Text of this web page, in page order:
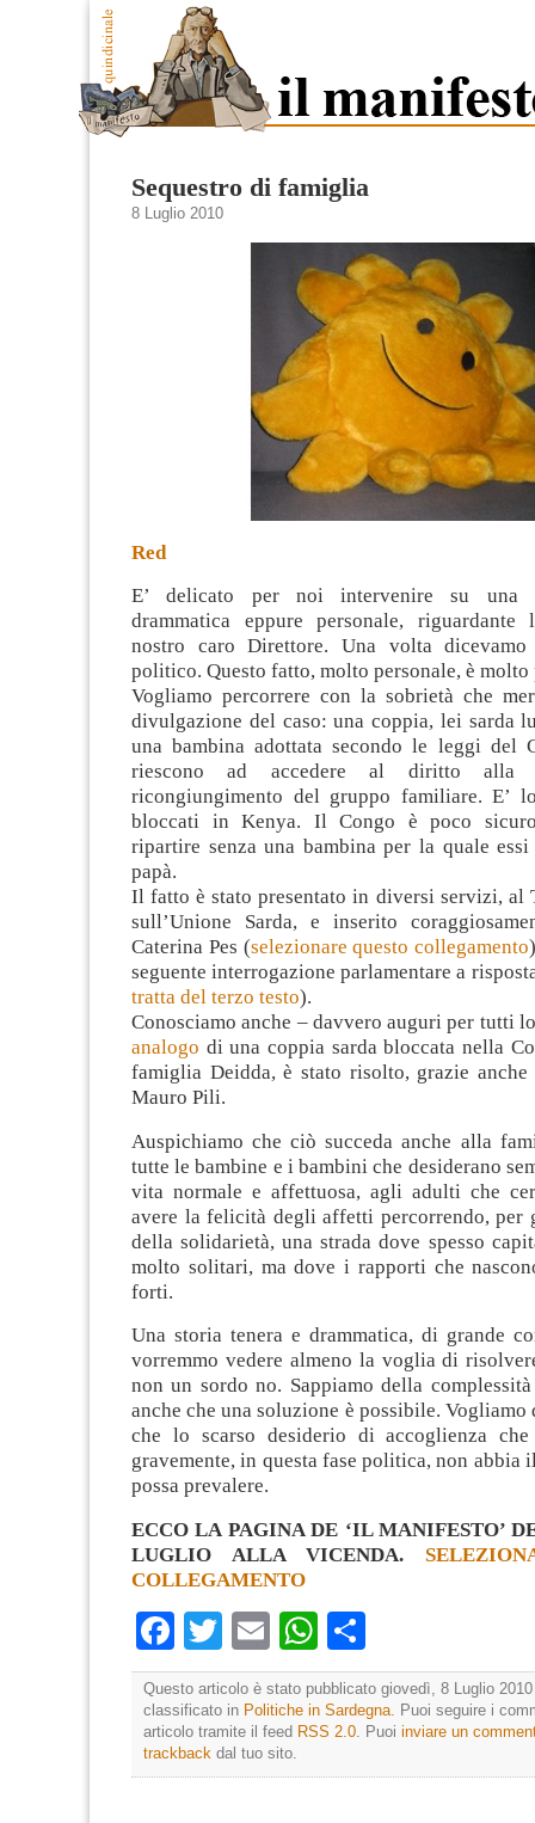
Sequestro di famiglia
8 Luglio 2010
Red
E’ delicato per noi intervenire su una
drammatica eppure personale,
nostro caro Direttore. Una volta
politico. Questo fatto, molto personale, è
Vogliamo percorrere con la sobrietà che
divulgazione del caso: una coppia, lei sarda
una bambina adottata secondo le leggi del
riescono ad accedere al diritto
ricongiungimento del gruppo familiare. E’
bloccati in Kenya. Il Congo è poco
ripartire senza una bambina per la quale essi
papà.
Il fatto è stato presentato in diversi servizi, al
sull’Unione Sarda, e inserito
Caterina Pes (selezionare questo collegamento
seguente interrogazione parlamentare a
tratta del terzo testo).
Conosciamo anche – davvero auguri per tutti
analogo di una coppia sarda bloccata nella
famiglia Deidda, è stato risolto, grazie anche
Mauro Pili.
Auspichiamo che ciò succeda anche alla
tutte le bambine e i bambini che desiderano
vita normale e affettuosa, agli adulti che
avere la felicità degli affetti percorrendo, per
della solidarietà, una strada dove spesso
molto solitari, ma dove i rapporti che
forti.
Una storia tenera e drammatica, di grande
vorremmo vedere almeno la voglia di
non un sordo no. Sappiamo della
anche che una soluzione è possibile. Vogliamo
che lo scarso desiderio di accoglienza che
gravemente, in questa fase politica, non abbia
possa prevalere.
ECCO LA PAGINA DE ‘IL MANIFESTO’
LUGLIO ALLA VICENDA.
COLLEGAMENTO
Facebook
TwitterEmailWhatsApp
Questo articolo è stato pubblicato giovedì, 8 Luglio
classificato in Politiche in Sardegna . Puoi seguire i
articolo tramite il feed RSS 2.0 . Puoi inviare un
trackback dal tuo sito.